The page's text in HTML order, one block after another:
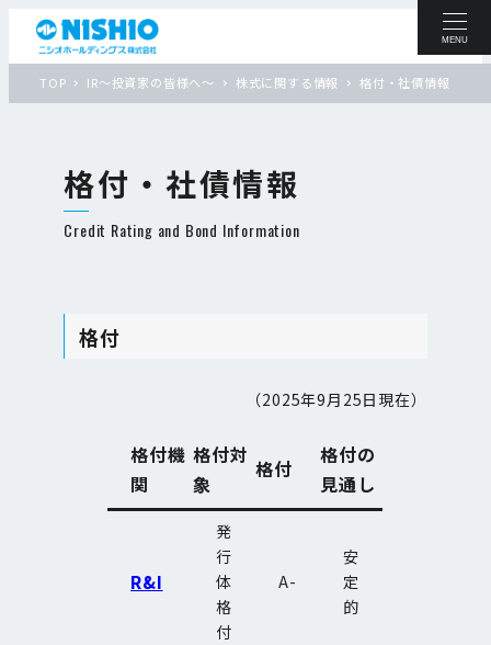
MENU
TOP IR〜投資家の皆様へ〜 株式に関する情報 格付・社債情報
格付・社債情報
Credit Rating and Bond Information
格付
（2025年9月25日現在）
格付機
関
格付対
象
格付
格付の
見通し
R&I
発
行
体
格
付
A-
安
定
的